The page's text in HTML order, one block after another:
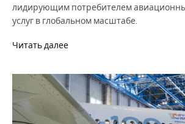
лидирующим потребителем
услуг в глобальном масштабе.
Читать далее